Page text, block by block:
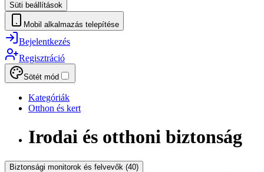
Süti beállítások
Mobil alkalmazás telepítése
Bejelentkezés
Regisztráció
Sötét mód
Kategóriák
Otthon és kert
Irodai és otthoni biztonság
Biztonsági monitorok és felvevők (40)